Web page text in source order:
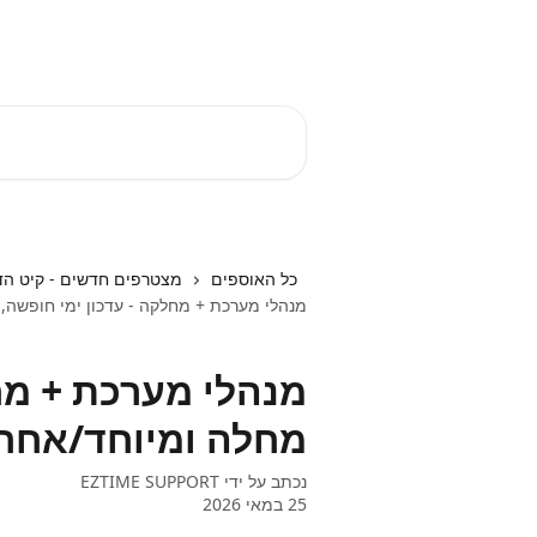
כל האוספים
מצטרפים חדשים - קיט
מנהלי מערכת + מחלקה - עדכון ימי
מנהלי מערכת +
מחלה ומיוחד/
נכתב על ידי EZTIME SUPPORT
25 במאי 2026